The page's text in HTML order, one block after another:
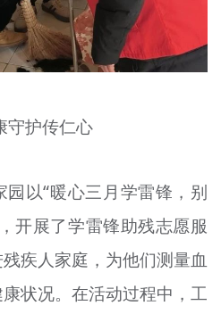
守护传仁心
以“暖心三月学雷锋，别
开展了学雷锋助残志愿服
疾人家庭，为他们测量血
状况。在活动过程中，工